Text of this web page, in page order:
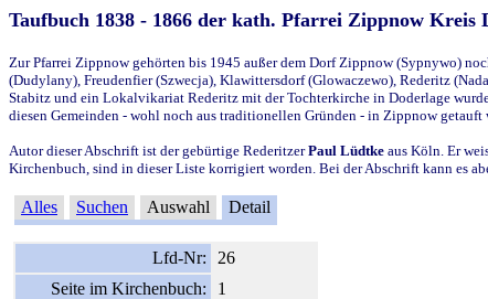
Taufbuch 1838 - 1866 der kath. Pfarrei Zippnow Kreis
Zur Pfarrei Zippnow gehörten bis 1945 außer dem Dorf Zippnow (Sypnywo)
(Dudylany), Freudenfier (Szwecja), Klawittersdorf (Glowaczewo), Rederitz
Stabitz und ein Lokalvikariat Rederitz mit der Tochterkirche in Doderlage
diesen Gemeinden - wohl noch aus traditionellen Gründen - in Zippnow getauft
Autor dieser Abschrift ist der gebürtige RederitzerPaul Lüdtke aus Köln. Er
Kirchenbuch, sind in dieser Liste korrigiert worden. Bei der Abschrift kann es
Alles Suchen Auswahl Detail
Lfd-Nr:
26
Seite im Kirchenbuch:
1